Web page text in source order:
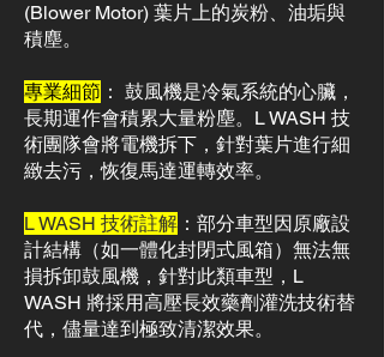
(Blower Motor) 葉片上的炭粉、油垢與
積塵。
專業細節 ： 鼓風機是冷氣系統的心臟，
長期運作會積累大量粉塵。L WASH 技
術團隊會將電機拆下，針對葉片進行細
緻去污，恢復馬達運轉效率。
L WASH 技術註解 ：部分車型因原廠設
計結構（如一體化封閉式風箱）無法無
損拆卸鼓風機，針對此類車型，L
WASH 將採用高壓長效藥劑灌洗技術替
代，儘量達到極致清潔效果。